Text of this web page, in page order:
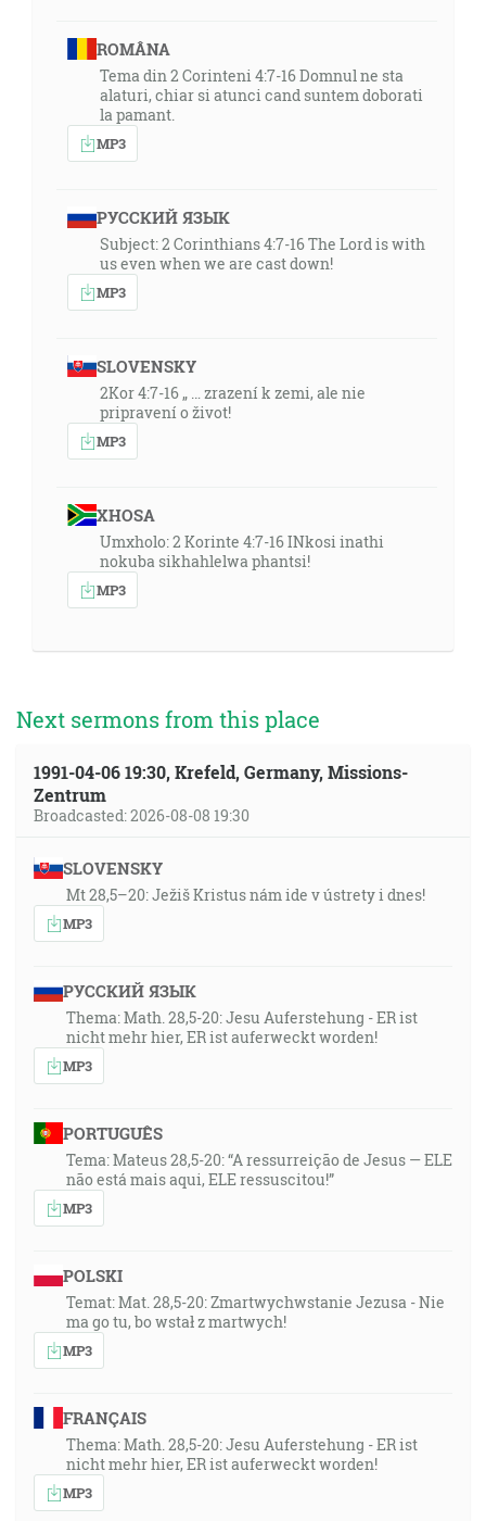
ROMÂNA
Tema din 2 Corinteni 4:7-16 Domnul ne sta
alaturi, chiar si atunci cand suntem doborati
la pamant.
MP3
РУССКИЙ ЯЗЫК
Subject: 2 Corinthians 4:7-16 The Lord is with
us even when we are cast down!
MP3
SLOVENSKY
2Kor 4:7-16 „ … zrazení k zemi, ale nie
pripravení o život!
MP3
XHOSA
Umxholo: 2 Korinte 4:7-16 INkosi inathi
nokuba sikhahlelwa phantsi!
MP3
Next sermons from this place
1991-04-06 19:30, Krefeld, Germany, Missions-
Zentrum
Broadcasted: 2026-08-08 19:30
SLOVENSKY
Mt 28,5–20: Ježiš Kristus nám ide v ústrety i dnes!
MP3
РУССКИЙ ЯЗЫК
Thema: Math. 28,5-20: Jesu Auferstehung - ER ist
nicht mehr hier, ER ist auferweckt worden!
MP3
PORTUGUÊS
Tema: Mateus 28,5-20: “A ressurreição de Jesus — ELE
não está mais aqui, ELE ressuscitou!”
MP3
POLSKI
Temat: Mat. 28,5-20: Zmartwychwstanie Jezusa - Nie
ma go tu, bo wstał z martwych!
MP3
FRANÇAIS
Thema: Math. 28,5-20: Jesu Auferstehung - ER ist
nicht mehr hier, ER ist auferweckt worden!
MP3